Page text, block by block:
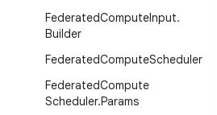
FederatedComputeInput.
Builder
FederatedComputeScheduler
FederatedCompute
Scheduler.Params